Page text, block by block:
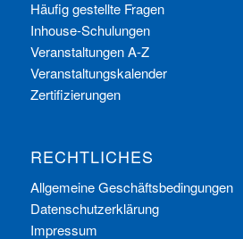
Häufig gestellte Fragen
Inhouse-Schulungen
Veranstaltungen A-Z
Veranstaltungskalender
Zertifizierungen
RECHTLICHES
Allgemeine Geschäftsbedingungen
Datenschutzerklärung
Impressum